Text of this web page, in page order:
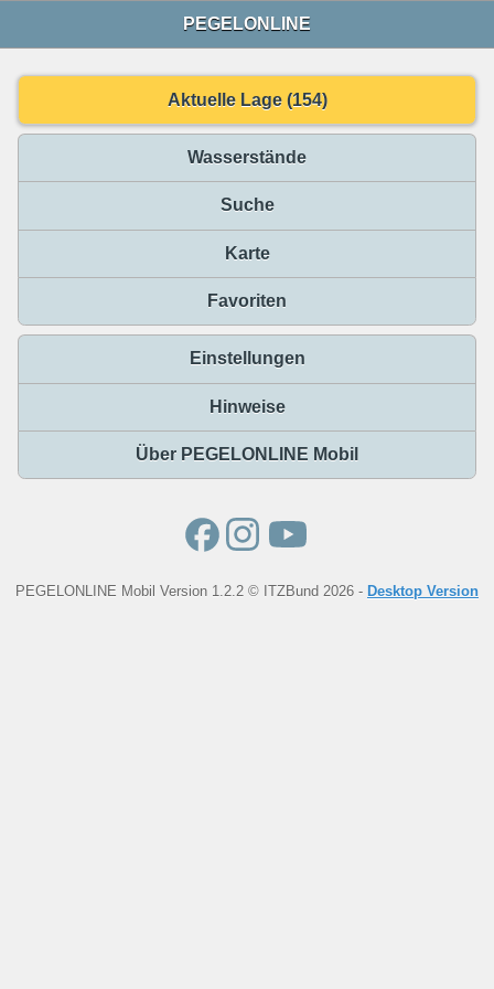
PEGELONLINE
Aktuelle Lage (154)
Wasserstände
Suche
Karte
Favoriten
Einstellungen
Hinweise
Über PEGELONLINE Mobil
PEGELONLINE Mobil Version 1.2.2 © ITZBund 2026 - Desktop Version